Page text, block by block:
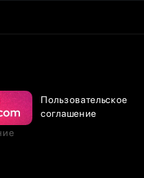
Пользовательское
соглашение